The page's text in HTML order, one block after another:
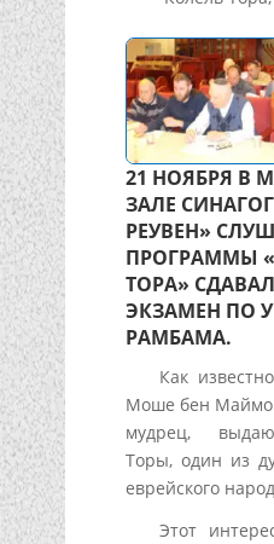
21 НОЯБРЯ В
ЗАЛЕ
РЕУВЕН»
ПРОГРАММЫ
ТОРА»
ЭКЗАМЕН ПО
РАМБАМА.
Как
Моше бен
мудрец,
Торы, один из
еврейского
Этот